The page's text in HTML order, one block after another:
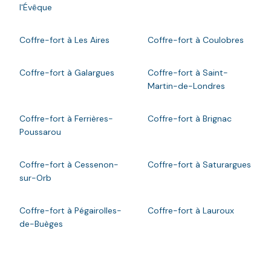
l'Évêque
Coffre-fort à Les Aires Coffre-fort à Coulobres
Coffre-fort à Galargues
Coffre-fort à Saint-
Martin-de-Londres
Coffre-fort à Ferrières-
Poussarou
Coffre-fort à Brignac
Coffre-fort à Cessenon-
sur-Orb
Coffre-fort à Saturargues
Coffre-fort à Pégairolles-
de-Buèges
Coffre-fort à Lauroux